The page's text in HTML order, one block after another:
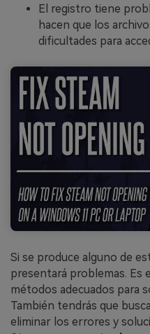
El registro tiene
hacen que los
dificultades para
Si se produce alguno de
presentará problemas. Es
métodos adecuados para
También tendrás que
eliminar los errores y